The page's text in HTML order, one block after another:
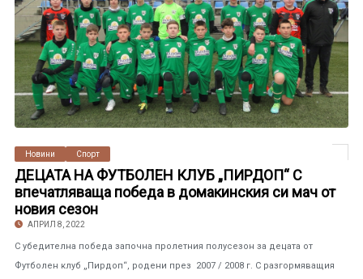
Новини Спорт
ДЕЦАТА НА ФУТБОЛЕН КЛУБ „ПИРДОП“ С
впечатляваща победа в домакинския си мач от
новия сезон
АПРИЛ 8, 2022
С убедителна победа започна пролетния полусезон за децата от
Футболен клуб „Пирдоп“, родени през 2007 / 2008 г. С разгормяващия